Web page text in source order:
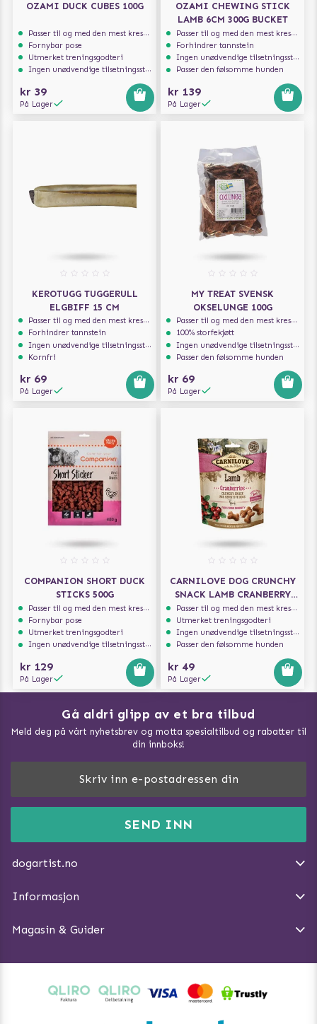
OZAMI DUCK CUBES 100G
Passer til og med den mest kresne hunden
Fornybar pose
Utmerket treningsgodteri
Ingen unødvendige tilsetningsstoffer
kr 39
På Lager
OZAMI CHEWING STICK
LAMB 6CM 300G BUCKET
Passer til og med den mest kresne hunden
Forhindrer tannstein
Ingen unødvendige tilsetningsstoffer
Passer den følsomme hunden
kr 139
På Lager
KEROTUGG TUGGERULL
ELGBIFF 15 CM
Passer til og med den mest kresne hunden
Forhindrer tannstein
Ingen unødvendige tilsetningsstoffer
Kornfri
kr 69
På Lager
MY TREAT SVENSK
OKSELUNGE 100G
Passer til og med den mest kresne hunden
100% storfekjøtt
Ingen unødvendige tilsetningsstoffer
Passer den følsomme hunden
kr 69
På Lager
COMPANION SHORT DUCK
STICKS 500G
Passer til og med den mest kresne hunden
Fornybar pose
Utmerket treningsgodteri
Ingen unødvendige tilsetningsstoffer
kr 129
På Lager
CARNILOVE DOG CRUNCHY
SNACK LAMB CRANBERRY
200G
Passer til og med den mest kresne hunden
Utmerket treningsgodteri
Ingen unødvendige tilsetningsstoffer
Passer den følsomme hunden
kr 49
På Lager
Gå aldri glipp av et bra tilbud
Meld deg på vårt nyhetsbrev og motta spesialtilbud og rabatter til
din innboks!
SEND INN
dogartist.no
Dogartist.no eies og driftes av Purefun Org. nr: 918582711
E-post: info@doggie.no
Informasjon
Angre avtalen
Magasin & Guider
Slik måler du din hund
Tren Nose Work hjemme